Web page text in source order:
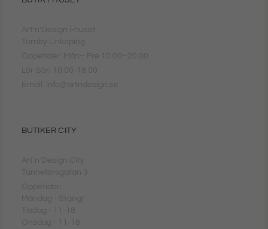
Art'n'Design i-huset
Tornby Linköping
Öppetider: Mån– Fre 10.00–20.00
Lör-Sön 10.00-18.00
Email: info@artndesign.se
BUTIKER CITY
Art'n'Design City
Tanneforsgatan 3
Öppetider:
Måndag - Stängt
Tisdag - 11-18
Onsdag - 11-18